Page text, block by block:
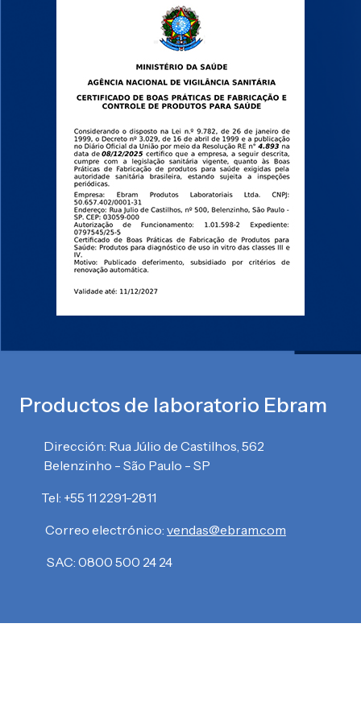
Productos de laboratorio Ebram
Dirección: Rua Júlio de Castilhos, 562
Belenzinho - São Paulo - SP
Tel: +55 11 2291-2811
Correo electrónico: vendas@ebram.com
SAC: 0800 500 24 24